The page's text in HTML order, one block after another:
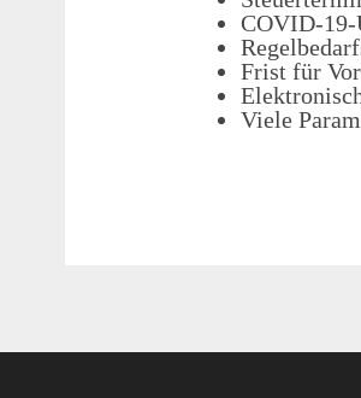
COVID-19-
Frist für
Viele